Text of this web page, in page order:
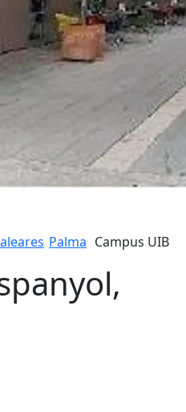
Palma Campus UIB